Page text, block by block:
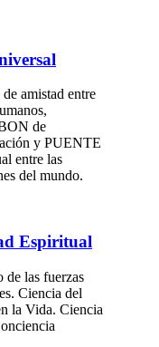
amistad entre
de
y PUENTE
entre las
del mundo.
Espiritual
de las fuerzas
Ciencia del
la Vida. Ciencia